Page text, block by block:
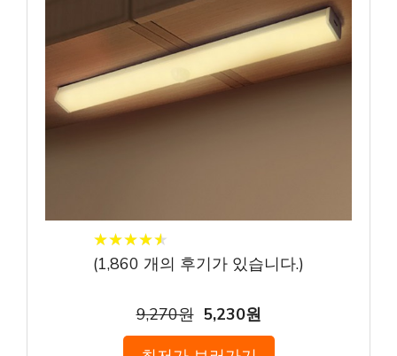
★★★★★
★★★★★
(1,860 개의 후기가 있습니다.)
9,270원 5,230원